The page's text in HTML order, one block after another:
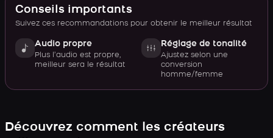
Conseils importants
Suivez ces recommandations pour obtenir le meilleur résultat
Audio propre
Plus l’audio est propre,
meilleur sera le résultat
Réglage de tonalité
Ajustez selon une
conversion
homme/femme
Découvrez comment les créateurs